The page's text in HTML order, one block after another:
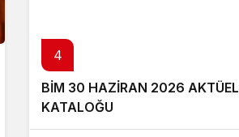
4
BİM 30 HAZİRAN 2026 AKTÜEL
KATALOĞU